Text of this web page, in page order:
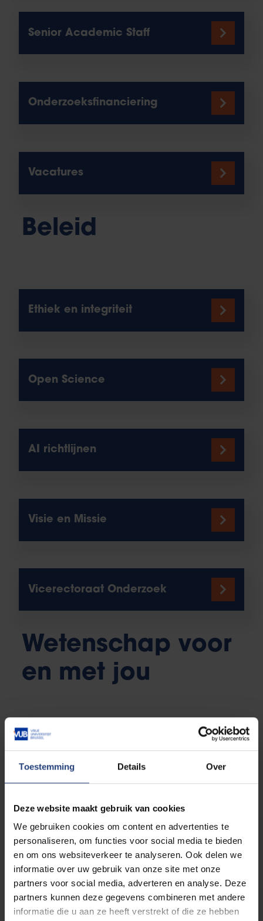
Toestemming Details Over
Deze website maakt gebruik van cookies
We gebruiken cookies om content en advertenties te
personaliseren, om functies voor social media te bieden
en om ons websiteverkeer te analyseren. Ook delen we
informatie over uw gebruik van onze site met onze
partners voor social media, adverteren en analyse. Deze
partners kunnen deze gegevens combineren met andere
informatie die u aan ze heeft verstrekt of die ze hebben
Senior Academic Staff
Onderzoeksfinanciering
Vacatures
Beleid
Ethiek en integriteit
Open Science
AI richtlijnen
Visie en Missie
Vicerectoraat Onderzoek
Wetenschap voor
en met jou
Wetenschap Brussel
Deelnemen aan VUB onderzoek